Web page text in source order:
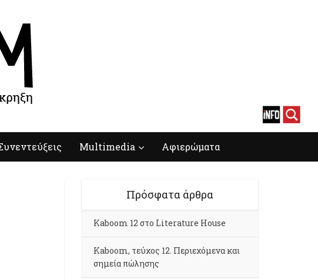
Multimedia Αφιερώματα
Πρόσφατα άρθρα
Kaboom 12 στο Literature House
Kaboom, τεύχος 12. Περιεχόμενα και
σημεία πώλησης